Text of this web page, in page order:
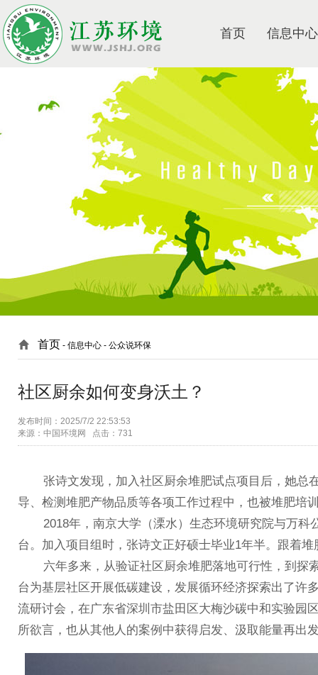
首页 信息中心
首页 - 信息中心 - 公众说环保
社区厨余如何变身沃土？
发布时间：2025/7/2 22:53:53
来源：中国环境网 点击：731
张诗文发现，加入社区厨余堆肥试点项目后，她总
导、检测堆肥产物品质等各项工作过程中，也被堆肥培
2018年，南京大学（溧水）生态环境研究院与万科
台。加入项目组时，张诗文正好硕士毕业1年半。跟着
六年多来，从验证社区厨余堆肥落地可行性，到探
台为基层社区开展低碳建设，发展循环经济探索出了许
流研讨会，在广东省深圳市盐田区大梅沙碳中和实验园
所欲言，也从其他人的案例中获得启发、汲取能量再出